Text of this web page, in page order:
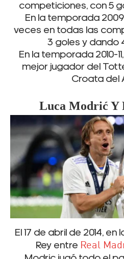
competiciones, con 5
En la temporada
veces en todas las
3 goles y dando
En la temporada 2010-
mejor jugador del
Croata del
Luca Modrić Y
El 17 de abril de 2014,
Rey entre Real